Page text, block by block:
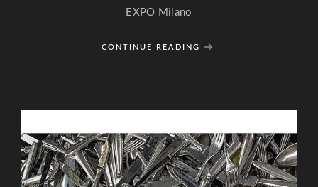
EXPO Milano
CONTINUE READING